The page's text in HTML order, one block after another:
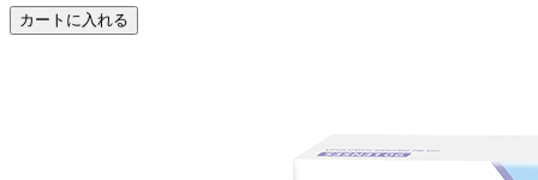
カートに入れる